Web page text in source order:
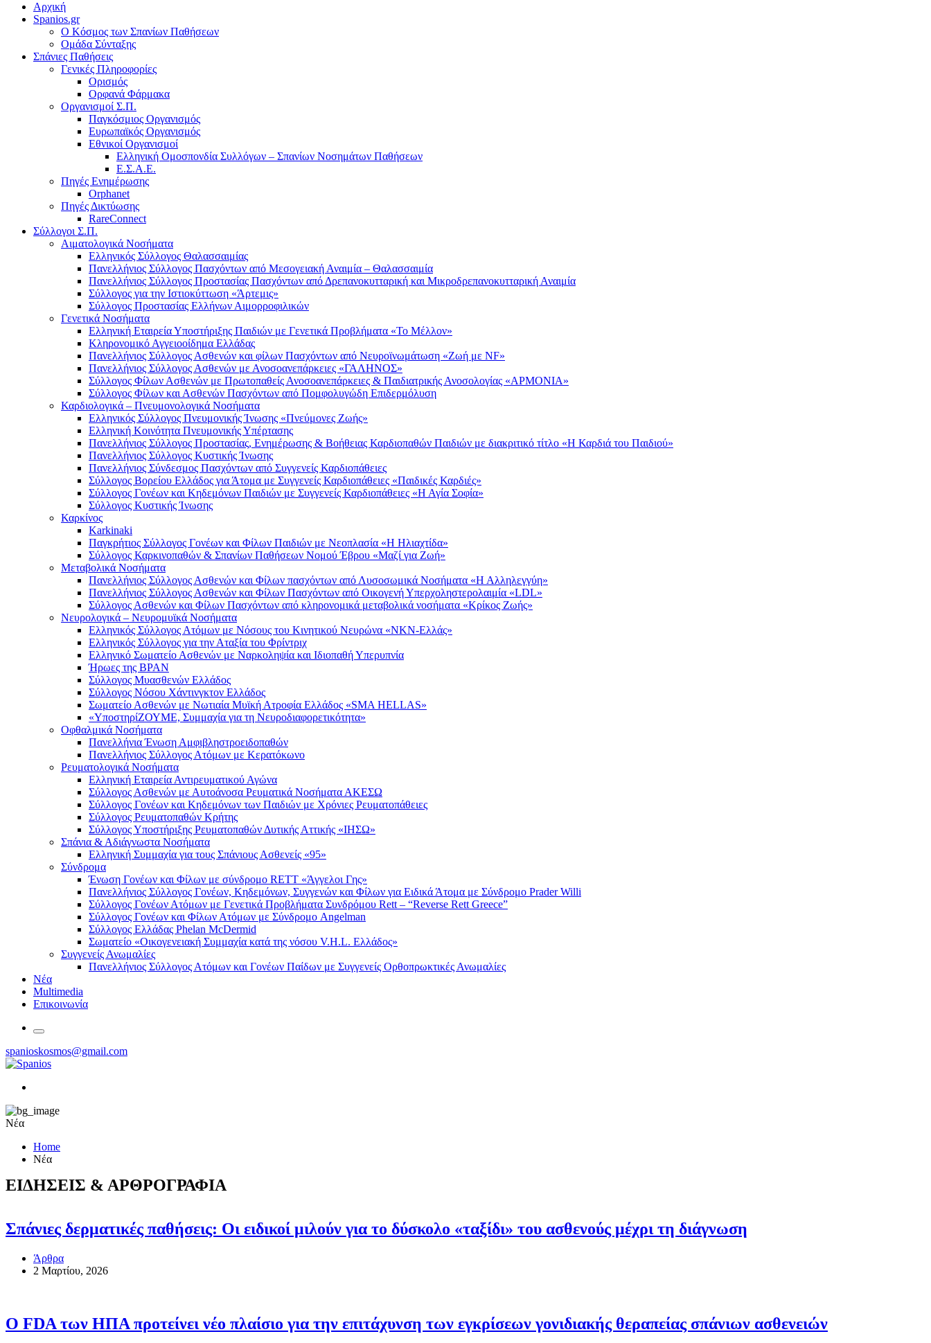
Αρχική
Spanios.gr
Ο Κόσμος των Σπανίων Παθήσεων
Ομάδα Σύνταξης
Σπάνιες Παθήσεις
Γενικές Πληροφορίες
Ορισμός
Ορφανά Φάρμακα
Οργανισμοί Σ.Π.
Παγκόσμιος Οργανισμός
Ευρωπαϊκός Οργανισμός
Εθνικοί Οργανισμοί
Ελληνική Ομοσπονδία Συλλόγων – Σπανίων Νοσημάτων Παθήσεων
Ε.Σ.Α.Ε.
Πηγές Ενημέρωσης
Orphanet
Πηγές Δικτύωσης
RareConnect
Σύλλογοι Σ.Π.
Αιματολογικά Νοσήματα
Ελληνικός Σύλλογος Θαλασσαιμίας
Πανελλήνιος Σύλλογος Πασχόντων από Μεσογειακή Αναιμία – Θαλασσαιμία
Πανελλήνιος Σύλλογος Προστασίας Πασχόντων από Δρεπανοκυτταρική και Μικροδρεπανοκυτταρική Αναιμία
Σύλλογος για την Ιστιοκύττωση «Άρτεμις»
Σύλλογος Προστασίας Ελλήνων Αιμορροφιλικών
Γενετικά Νοσήματα
Ελληνική Εταιρεία Υποστήριξης Παιδιών με Γενετικά Προβλήματα «Το Μέλλον»
Κληρονομικό Αγγειοοίδημα Ελλάδας
Πανελλήνιος Σύλλογος Ασθενών και φίλων Πασχόντων από Νευροϊνωμάτωση «Ζωή με NF»
Πανελλήνιος Σύλλογος Ασθενών με Ανοσοανεπάρκειες «ΓΑΛΗΝΟΣ»
Σύλλογος Φίλων Ασθενών με Πρωτοπαθείς Ανοσοανεπάρκειες & Παιδιατρικής Ανοσολογίας «ΑΡΜΟΝΙΑ»
Σύλλογος Φίλων και Ασθενών Πασχόντων από Πομφολυγώδη Επιδερμόλυση
Καρδιολογικά – Πνευμονολογικά Νοσήματα
Ελληνικός Σύλλογος Πνευμονικής Ίνωσης «Πνεύμονες Ζωής»
Ελληνική Κοινότητα Πνευμονικής Υπέρτασης
Πανελλήνιος Σύλλογος Προστασίας, Ενημέρωσης & Βοήθειας Καρδιοπαθών Παιδιών με διακριτικό τίτλο «Η Καρδιά του Παιδιού»
Πανελλήνιος Σύλλογος Κυστικής Ίνωσης
Πανελλήνιος Σύνδεσμος Πασχόντων από Συγγενείς Καρδιοπάθειες
Σύλλογος Βορείου Ελλάδος για Άτομα με Συγγενείς Καρδιοπάθειες «Παιδικές Καρδιές»
Σύλλογος Γονέων και Κηδεμόνων Παιδιών με Συγγενείς Καρδιοπάθειες «Η Αγία Σοφία»
Σύλλογος Κυστικής Ίνωσης
Καρκίνος
Karkinaki
Παγκρήτιος Σύλλογος Γονέων και Φίλων Παιδιών με Νεοπλασία «Η Ηλιαχτίδα»
Σύλλογος Καρκινοπαθών & Σπανίων Παθήσεων Νομού Έβρου «Μαζί για Ζωή»
Μεταβολικά Νοσήματα
Πανελλήνιος Σύλλογος Ασθενών και Φίλων πασχόντων από Λυσοσωμικά Νοσήματα «Η Αλληλεγγύη»
Πανελλήνιος Σύλλογος Ασθενών και Φίλων Πασχόντων από Οικογενή Υπερχοληστερολαιμία «LDL»
Σύλλογος Ασθενών και Φίλων Πασχόντων από κληρονομικά μεταβολικά νοσήματα «Κρίκος Ζωής»
Νευρολογικά – Νευρομυϊκά Νοσήματα
Ελληνικός Σύλλογος Ατόμων με Νόσους του Κινητικού Νευρώνα «ΝΚΝ-Ελλάς»
Ελληνικός Σύλλογος για την Αταξία του Φρίντριχ
Ελληνικό Σωματείο Ασθενών με Ναρκοληψία και Ιδιοπαθή Υπερυπνία
Ήρωες της BPAN
Σύλλογος Μυασθενών Ελλάδος
Σύλλογος Νόσου Χάντινγκτον Ελλάδος
Σωματείο Ασθενών με Νωτιαία Μυϊκή Ατροφία Ελλάδος «SMA HELLAS»
«ΥποστηρίΖΟΥΜΕ, Συμμαχία για τη Νευροδιαφορετικότητα»
Οφθαλμικά Νοσήματα
Πανελλήνια Ένωση Αμφιβληστροειδοπαθών
Πανελλήνιος Σύλλογος Ατόμων με Κερατόκωνο
Ρευματολογικά Νοσήματα
Ελληνική Εταιρεία Αντιρευματικού Αγώνα
Σύλλογος Ασθενών με Αυτοάνοσα Ρευματικά Νοσήματα ΑΚΕΣΩ
Σύλλογος Γονέων και Κηδεμόνων των Παιδιών με Χρόνιες Ρευματοπάθειες
Σύλλογος Ρευματοπαθών Κρήτης
Σύλλογος Υποστήριξης Ρευματοπαθών Δυτικής Αττικής «ΙΗΣΩ»
Σπάνια & Αδιάγνωστα Νοσήματα
Ελληνική Συμμαχία για τους Σπάνιους Ασθενείς «95»
Σύνδρομα
Ένωση Γονέων και Φίλων με σύνδρομο RETT «Άγγελοι Γης»
Πανελλήνιος Σύλλογος Γονέων, Κηδεμόνων, Συγγενών και Φίλων για Ειδικά Άτομα με Σύνδρομο Prader Willi
Σύλλογος Γονέων Ατόμων με Γενετικά Προβλήματα Συνδρόμου Rett – “Reverse Rett Greece”
Σύλλογος Γονέων και Φίλων Ατόμων με Σύνδρομο Angelman
Σύλλογος Ελλάδας Phelan McDermid
Σωματείο «Οικογενειακή Συμμαχία κατά της νόσου V.H.L. Ελλάδος»
Συγγενείς Ανωμαλίες
Πανελλήνιος Σύλλογος Ατόμων και Γονέων Παίδων με Συγγενείς Ορθοπρωκτικές Ανωμαλίες
Νέα
Multimedia
Επικοινωνία
spanioskosmos@gmail.com
Νέα
Home
Νέα
ΕΙΔΗΣΕΙΣ & ΑΡΘΡΟΓΡΑΦΙΑ
Σπάνιες δερματικές παθήσεις: Οι ειδικοί μιλούν για το δύσκολο «ταξίδι» του ασθενούς μέχρι τη διάγνωση
Άρθρα
2 Μαρτίου, 2026
Ο FDA των ΗΠΑ προτείνει νέο πλαίσιο για την επιτάχυνση των εγκρίσεων γονιδιακής θεραπείας σπάνιων ασθενειών